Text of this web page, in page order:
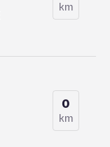
km
0
km